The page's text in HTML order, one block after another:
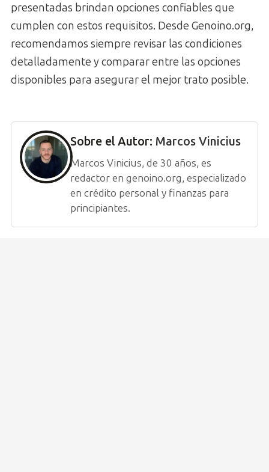
presentadas brindan opciones confiables que
cumplen con estos requisitos. Desde Genoino.org,
recomendamos siempre revisar las condiciones
detalladamente y comparar entre las opciones
disponibles para asegurar el mejor trato posible.
Sobre el Autor: Marcos Vinicius
Marcos Vinicius, de 30 años, es
redactor en genoino.org, especializado
en crédito personal y finanzas para
principiantes.